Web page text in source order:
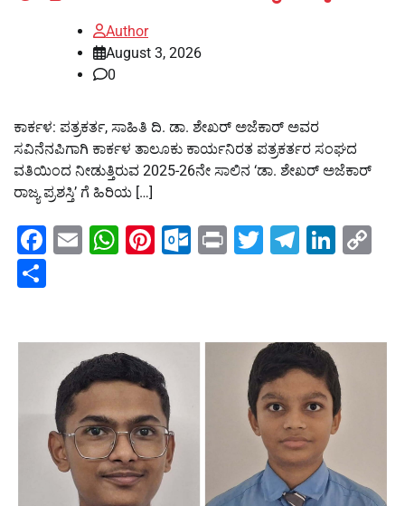
Author
August 3, 2026
0
ಕಾರ್ಕಳ: ಪತ್ರಕರ್ತ, ಸಾಹಿತಿ ದಿ. ಡಾ. ಶೇಖರ್ ಅಜೆಕಾರ್ ಅವರ
ಸವಿನೆನಪಿಗಾಗಿ ಕಾರ್ಕಳ ತಾಲೂಕು ಕಾರ್ಯನಿರತ ಪತ್ರಕರ್ತರ ಸಂಘದ
ವತಿಯಿಂದ ನೀಡುತ್ತಿರುವ 2025-26ನೇ ಸಾಲಿನ ‘ಡಾ. ಶೇಖರ್ ಅಜೆಕಾರ್
ರಾಜ್ಯ ಪ್ರಶಸ್ತಿ’ ಗೆ ಹಿರಿಯ […]
Facebook
EmailWhatsApp
Pinterest
Outlook.com
PrintTwitter